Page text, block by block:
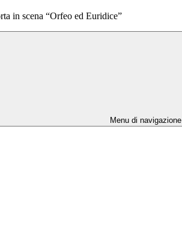
in scena “Orfeo ed Euridice”
Menu di navigazione